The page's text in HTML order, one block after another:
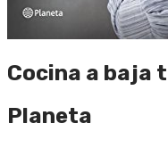
Cocina a baja
Planeta